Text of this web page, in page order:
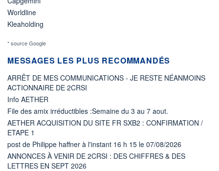
Worldline
Kleaholding
* source Google
MESSAGES LES PLUS RECOMMANDÉS
ARRÊT DE MES COMMUNICATIONS - JE RESTE NÉANMOINS
ACTIONNAIRE DE 2CRSI
Info AETHER
File des amix irréductibles :Semaine du 3 au 7 aout.
AETHER ACQUISITION DU SITE FR SXB2 : CONFIRMATION /
ETAPE 1
post de Philippe haffner à l'instant 16 h 15 le 07/08/2026
ANNONCES À VENIR DE 2CRSI : DES CHIFFRES & DES
LETTRES EN SEPT 2026